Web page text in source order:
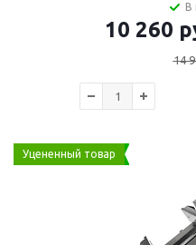
В
10 260
14
Уцененный товар